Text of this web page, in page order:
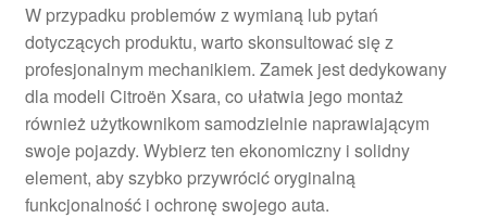
W przypadku problemów z wymianą lub pytań
dotyczących produktu, warto skonsultować się z
profesjonalnym mechanikiem. Zamek jest dedykowany
dla modeli Citroën Xsara, co ułatwia jego montaż
również użytkownikom samodzielnie naprawiającym
swoje pojazdy. Wybierz ten ekonomiczny i solidny
element, aby szybko przywrócić oryginalną
funkcjonalność i ochronę swojego auta.